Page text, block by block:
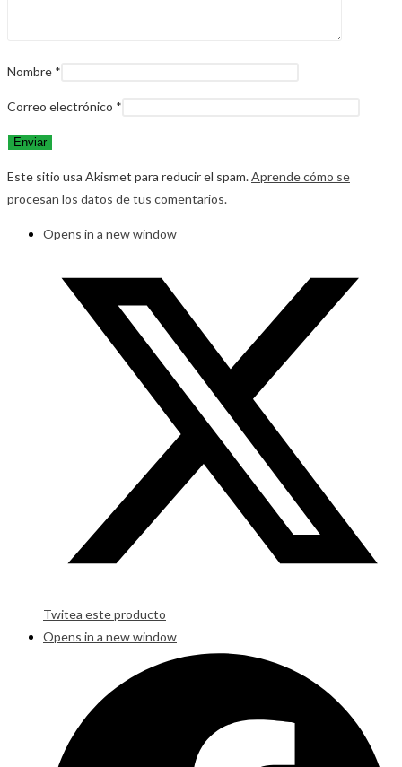
Nombre *
Correo electrónico *
Este sitio usa Akismet para reducir el spam.Aprende cómo se
procesan los datos de tus comentarios.
Opens in a new window
Twitea este producto
Opens in a new window